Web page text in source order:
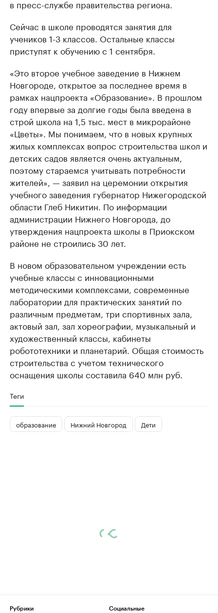
в пресс-службе правительства региона.
Сейчас в школе проводятся занятия для
учеников 1-3 классов. Остальные классы
приступят к обучению с 1 сентября.
«Это второе учебное заведение в Нижнем
Новгороде, открытое за последнее время в
рамках нацпроекта «Образование». В прошлом
году впервые за долгие годы была введена в
строй школа на 1,5 тыс. мест в микрорайоне
«Цветы». Мы понимаем, что в новых крупных
жилых комплексах вопрос строительства школ и
детских садов является очень актуальным,
поэтому стараемся учитывать потребности
жителей», — заявил на церемонии открытия
учебного заведения губернатор Нижегородской
области Глеб Никитин. По информации
администрации Нижнего Новгорода, до
утверждения нацпроекта школы в Приокском
районе не строились 30 лет.
В новом образовательном учреждении есть
учебные классы с инновационными
методическими комплексами, современные
лаборатории для практических занятий по
различным предметам, три спортивных зала,
актовый зал, зал хореографии, музыкальный и
художественный классы, кабинеты
робототехники и планетарий. Общая стоимость
строительства с учетом технического
оснащения школы составила 640 млн руб.
Теги
образование Нижний Новгород Дети
Рубрики
Социальные